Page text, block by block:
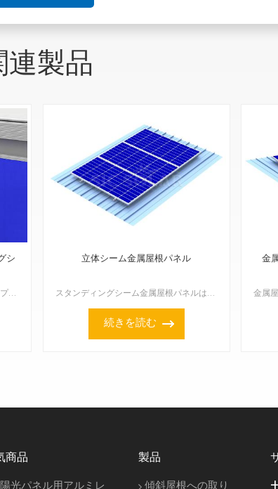
連製品
シ
スタンディングシーム金属屋根クランプで作られたソーラーパネル取り付け構造は、屋根を貫通せずに安全かつ確実に保持する非侵襲的な取り付けソリューションであるため、金属屋根への太陽光発電設備の設置に最適です...
立体シーム金属屋根パネル
スタンディングシーム金属屋根パネルは、太陽光発電マウントレールをさ�
続きを読む
金
商品
光パネル用アルミレ
製品
傾斜屋根への取り